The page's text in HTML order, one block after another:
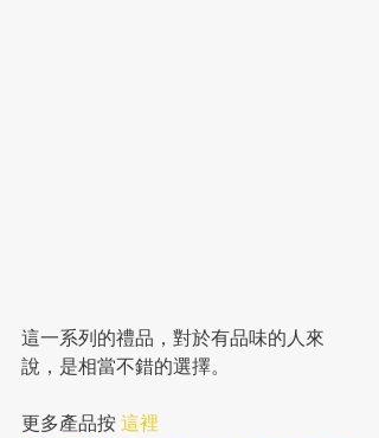
這一系列的禮品，對於有品味的人來
說，是相當不錯的選擇。
更多產品按 這裡